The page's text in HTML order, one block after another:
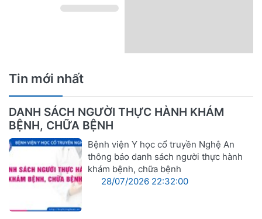
Tin mới nhất
DANH SÁCH NGƯỜI THỰC HÀNH KHÁM
BỆNH, CHỮA BỆNH
Bệnh viện Y học cổ truyền Nghệ An
thông báo danh sách người thực hành
khám bệnh, chữa bệnh
28/07/2026 22:32:00